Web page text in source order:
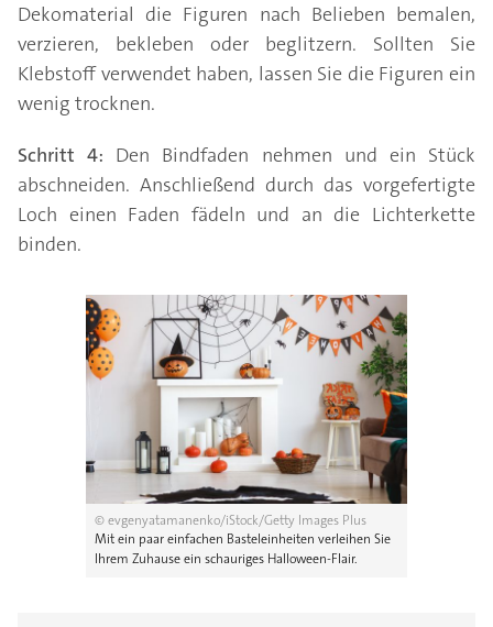
Dekomaterial die Figuren nach Belieben bemalen,
verzieren, bekleben oder beglitzern. Sollten Sie
Klebstoff verwendet haben, lassen Sie die Figuren ein
wenig trocknen.
Schritt 4: Den Bindfaden nehmen und ein Stück
abschneiden. Anschließend durch das vorgefertigte
Loch einen Faden fädeln und an die Lichterkette
binden.
© evgenyatamanenko/iStock/Getty Images Plus
Mit ein paar einfachen Basteleinheiten verleihen Sie
Ihrem Zuhause ein schauriges Halloween-Flair.